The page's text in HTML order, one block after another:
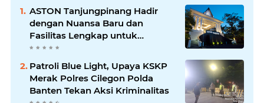
ASTON Tanjungpinang Hadir
dengan Nuansa Baru dan
Fasilitas Lengkap untuk
Kenyamanan Tamu
Patroli Blue Light, Upaya KSKP
Merak Polres Cilegon Polda
Banten Tekan Aksi Kriminalitas